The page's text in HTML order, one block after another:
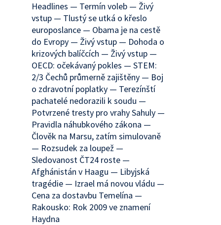
Headlines — Termín voleb — Živý
vstup — Tlustý se utká o křeslo
europoslance — Obama je na cestě
do Evropy — Živý vstup — Dohoda o
krizových balíčcích — Živý vstup —
OECD: očekávaný pokles — STEM:
2/3 Čechů průmerně zajištěny — Boj
o zdravotní poplatky — Terezínští
pachatelé nedorazili k soudu —
Potvrzené tresty pro vrahy Sahuly —
Pravidla náhubkového zákona —
Člověk na Marsu, zatím simulovaně
— Rozsudek za loupež —
Sledovanost ČT24 roste —
Afghánistán v Haagu — Libyjská
tragédie — Izrael má novou vládu —
Cena za dostavbu Temelína —
Rakousko: Rok 2009 ve znamení
Haydna